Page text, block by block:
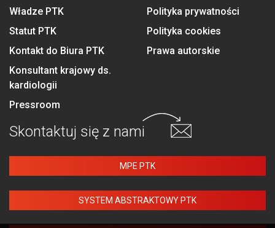
Władze PTK
Statut PTK
Kontakt do Biura PTK
Konsultant krajowy ds.
kardiologii
Pressroom
Polityka prywatności
Polityka cookies
Prawa autorskie
Skontaktuj się z nami
MPE PTK
SYSTEM ABSTRAKTOWY PTK